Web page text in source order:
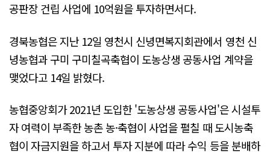
공판장 건립 사업에 10억원을 투자하면서다.
경북농협은 지난 12일 영천시 신녕면복지회관에서 영천 신
녕농협과 구미 구미칠곡축협이 도농상생 공동사업 계약을
맺었다고 14일 밝혔다.
농협중앙회가 2021년 도입한 '도농상생 공동사업'은 시설투
자 여력이 부족한 농촌 농·축협이 사업을 펼칠 때 도시농축
협이 자금지원을 하고서 투자 지분에 따라 수익 등을 분배하